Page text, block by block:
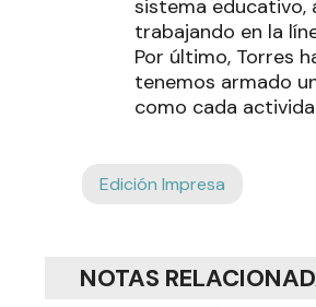
sistema educativo,
trabajando en la
Por último, Torres
tenemos armado
como cada
Edición Impresa
NOTAS